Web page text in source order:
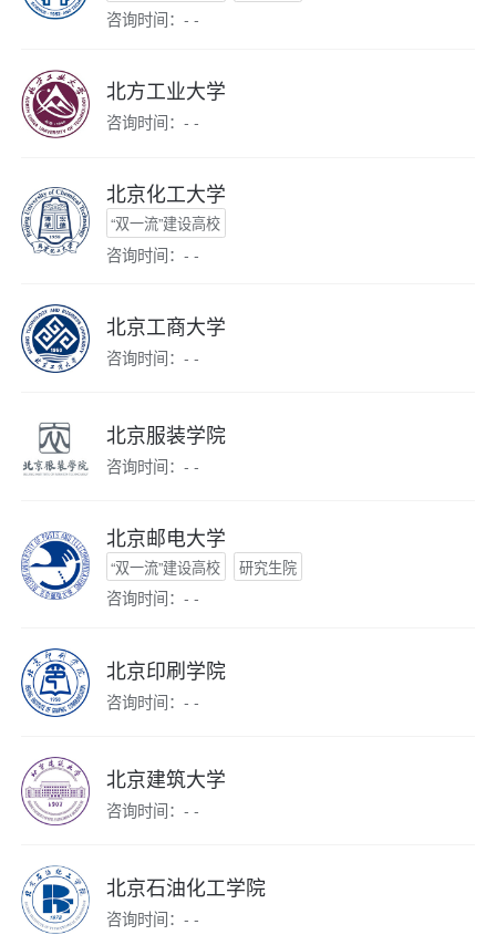
咨询时间：- -
北方工业大学
咨询时间：- -
北京化工大学
“双一流”建设高校
咨询时间：- -
北京工商大学
咨询时间：- -
北京服装学院
咨询时间：- -
北京邮电大学
“双一流”建设高校 研究生院
咨询时间：- -
北京印刷学院
咨询时间：- -
北京建筑大学
咨询时间：- -
北京石油化工学院
咨询时间：- -